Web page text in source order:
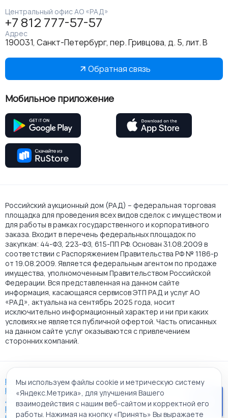
Центральный офис АО «РАД»
+7 812 777-57-57
Адрес
190031, Санкт-Петербург, пер. Гривцова, д. 5, лит. В
Обратная связь
Мобильное приложение
Российский аукционный дом (РАД) – федеральная торговая
площадка для проведения всех видов сделок с имуществом и
для работы в рамках государственного и корпоративного
заказа. Входит в перечень федеральных площадок по
закупкам: 44-ФЗ, 223-ФЗ, 615-ПП РФ. Основан 31.08.2009 в
соответствии с Распоряжением Правительства РФ № 1186-р
от 19.08.2009. Является федеральным агентом по продаже
имущества, уполномоченным Правительством Российской
Федерации. Вся представленная на данном сайте
информация, касающаяся сервисов ЭТП РАД и услуг АО
«РАД», актуальна на сентябрь 2025 года, носит
исключительно информационный характер и ни при каких
условиях не является публичной офертой. Часть описанных
на данном сайте услуг оказываются с привлечением
сторонних компаний.
Пользовательское соглашение
Политика АО "РАД" в отношении обработки персональных
данных
Политика обработки файлов cookie
Мы используем файлы cookie и метрическую систему
«Яндекс.Метрика», для улучшения Вашего
взаимодействия с нашим веб-сайтом и корректной его
работы. Нажимая на кнопку «Принять» Вы выражаете